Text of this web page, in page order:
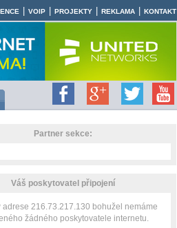
VOIP PROJEKTY REKLAMA KONTAKT
Partner sekce:
Váš poskytovatel připojení
adrese 216.73.217.130 bohužel nemáme
žádného poskytovatele internetu.